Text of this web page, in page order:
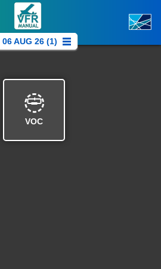
06 AUG 26 (1)
VOC